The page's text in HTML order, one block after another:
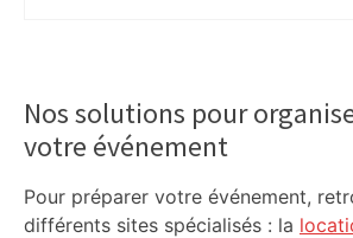
Sidebar
Nos solutions pour
votre événement
Pour préparer votre événement,
différents sites spécialisés : la